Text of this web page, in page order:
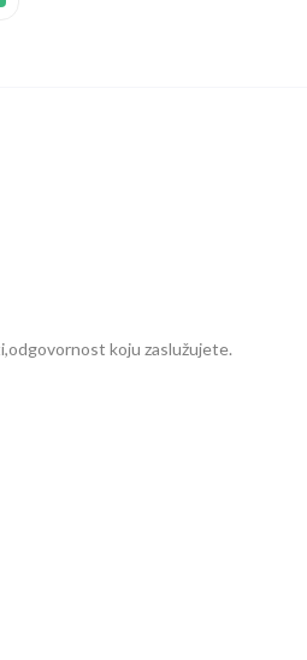
odgovornost koju zaslužujete.